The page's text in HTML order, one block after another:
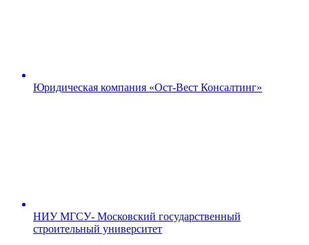
Юридическая компания «Ост-Вест Консалтинг»
НИУ МГСУ- Московский государственный
строительный университет